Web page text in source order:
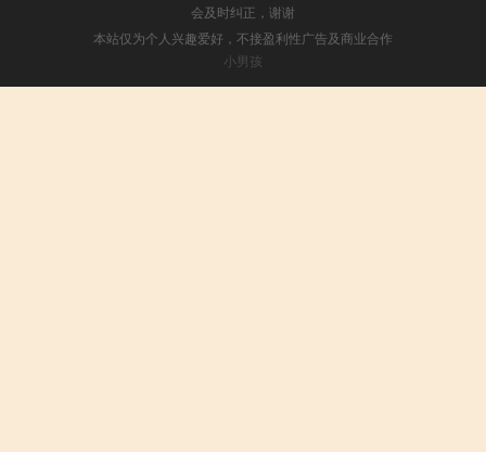
会及时纠正，谢谢
本站仅为个人兴趣爱好，不接盈利性广告及商业合作
小男孩